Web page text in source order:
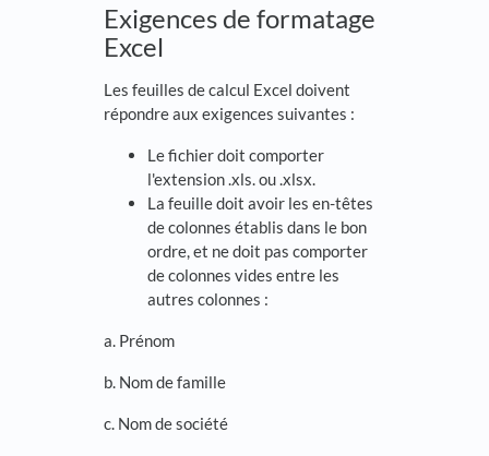
Exigences de formatage
Excel
Les feuilles de calcul Excel doivent
répondre aux exigences suivantes :
Le fichier doit comporter
l'extension .xls. ou .xlsx.
La feuille doit avoir les en-têtes
de colonnes établis dans le bon
ordre, et ne doit pas comporter
de colonnes vides entre les
autres colonnes :
a. Prénom
b. Nom de famille
c. Nom de société